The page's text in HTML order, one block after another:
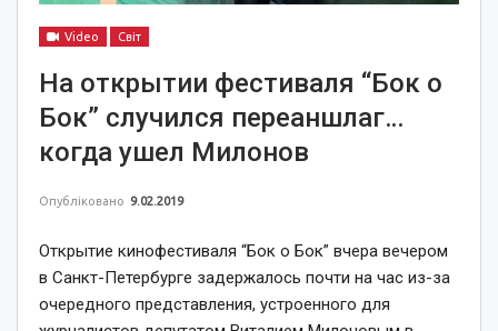
Video Світ
На открытии фестиваля “Бок о
Бок” случился переаншлаг…
когда ушел Милонов
Опубліковано 9.02.2019
Открытие кинофестиваля “Бок о Бок” вчера вечером
в Санкт-Петербурге задержалось почти на час из-за
очередного представления, устроенного для